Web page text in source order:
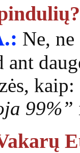
Ne,
ant
kaip:
99%”